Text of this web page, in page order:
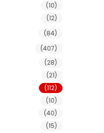
(10)
(12)
(84)
(407)
(28)
(21)
(112)
(10)
(40)
(15)